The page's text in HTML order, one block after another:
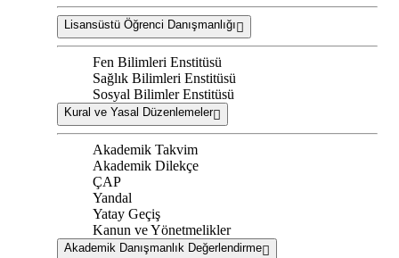
Lisansüstü Öğrenci Danışmanlığı
Fen Bilimleri Enstitüsü
Sağlık Bilimleri Enstitüsü
Sosyal Bilimler Enstitüsü
Kural ve Yasal Düzenlemeler
Akademik Takvim
Akademik Dilekçe
ÇAP
Yandal
Yatay Geçiş
Kanun ve Yönetmelikler
Akademik Danışmanlık Değerlendirme